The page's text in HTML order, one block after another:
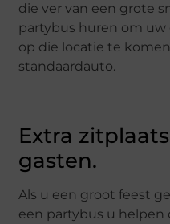
die ver van een grote
partybus huren om
op die locatie te
standaardauto.
Extra
gasten.
Als u een groot feest
een partybus u helpen